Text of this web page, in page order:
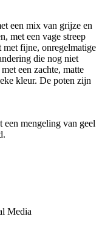
een mix van grijze en
met een vage streep
met fijne, onregelmatige
die nog niet
een zachte, matte
kleur. De poten zijn
een mengeling van geel
Media